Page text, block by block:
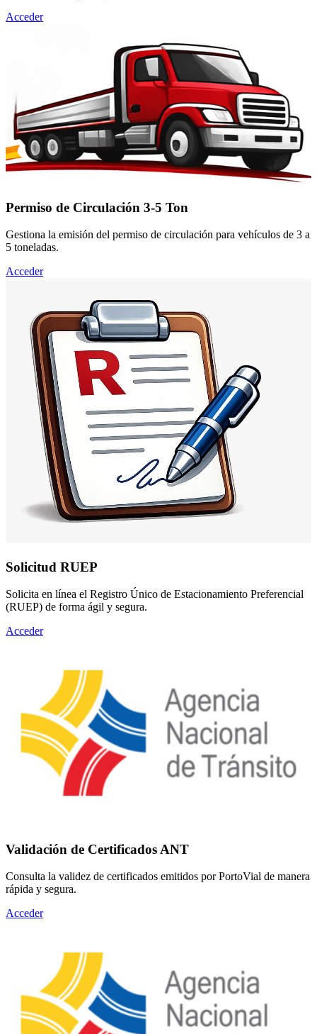
Acceder
Permiso de Circulación 3-5 Ton
Gestiona la emisión del permiso de circulación para vehículos de 3 a
5 toneladas.
Acceder
Solicitud RUEP
Solicita en línea el Registro Único de Estacionamiento Preferencial
(RUEP) de forma ágil y segura.
Acceder
Validación de Certificados ANT
Consulta la validez de certificados emitidos por PortoVial de manera
rápida y segura.
Acceder